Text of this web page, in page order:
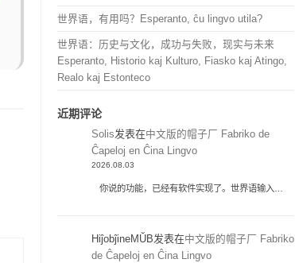
世界语，有用吗？Esperanto, ĉu lingvo utila?
世界语：历史与文化，成功与失败，现实与未来
Esperanto, Historio kaj Kulturo, Fiasko kaj Atingo,
Realo kaj Estonteco
近期评论
Solis发表在中文版的帽子厂 Fabriko de
Ĉapeloj en Ĉina Lingvo
2026.08.03
你说的功能，已经有软件实现了。世界语输入…
HiĵobĵineMŬB发表在中文版的帽子厂 Fabriko
de Ĉapeloj en Ĉina Lingvo